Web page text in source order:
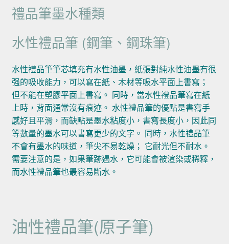
禮品筆墨水種類
水性禮品筆 (鋼筆、鋼珠筆)
水性禮品筆筆芯填充有水性油墨，紙張對純水性油墨有很
强的吸收能力，可以寫在紙、木材等吸水平面上書寫；
但不能在塑膠平面上書寫。 同時，當水性禮品筆寫在紙
上時，背面通常沒有痕迹。 水性禮品筆的優點是書寫手
感好且平滑，而缺點是墨水粘度小，書寫長度小，因此同
等數量的墨水可以書寫更少的文字。 同時，水性禮品筆
不會有墨水的味道，筆尖不易乾燥； 它耐光但不耐水。
需要注意的是，如果筆跡遇水，它可能會被渲染或稀釋，
而水性禮品筆也最容易斷水。
油性禮品筆(原子筆)